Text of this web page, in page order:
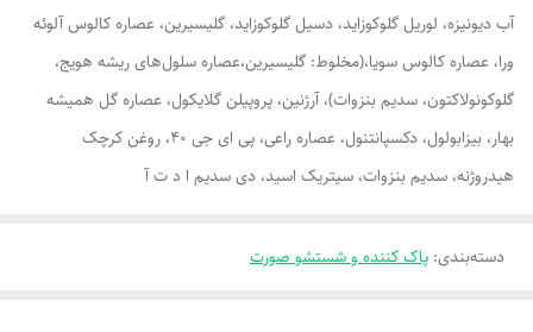
آب دیونیزه، لوریل گلوکوزاید، دسیل گلوکوزاید، گلیسیرین، عصاره کالوس آلوئه
ورا، عصاره کالوس سویا،(مخلوط: گلیسیرین،عصاره سلول‌های ریشه هویج،
گلوکونولاکتون، سدیم بنزوات)، آرژنین، پروپیلن گلایکول، عصاره گل همیشه
بهار، بیزابولول، دکسپانتنول، عصاره راعی، پی ای جی 40، روغن کرچک
هیدروژنه، سدیم بنزوات، سیتریک اسید، دی سدیم ا د ت آ
دسته‌بندی: پاک کننده و شستشو صورت